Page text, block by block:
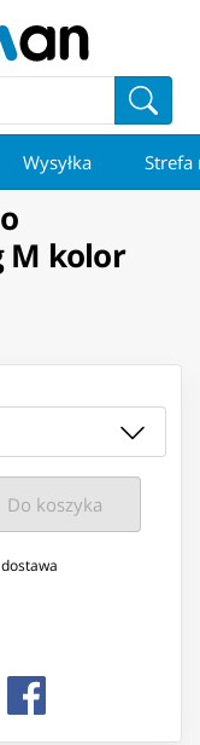
Wysyłka Strefa
M kolor
Do koszyka